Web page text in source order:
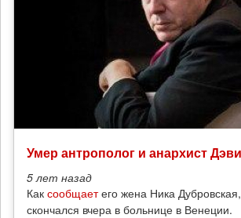
Умер антрополог и анархист
5 лет назад
Как сообщаетего жена Ника
скончался вчера в больнице в Венеции.